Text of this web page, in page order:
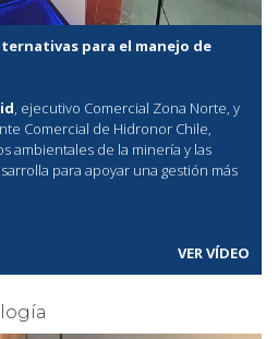
para el manejo de
, ejecutivo Comercial Zona Norte, y
Comercial de Hidronor Chile,
ambientales de la minería y las
para apoyar una gestión más
VER VÍDEO